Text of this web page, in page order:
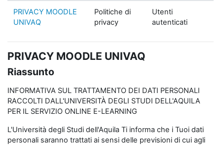
PRIVACY MOODLE
UNIVAQ
Politiche di
privacy
Utenti
autenticati
PRIVACY MOODLE UNIVAQ
Riassunto
INFORMATIVA SUL TRATTAMENTO DEI DATI PERSONALI
RACCOLTI DALL'UNIVERSITÀ DEGLI STUDI DELL'AQUILA
PER IL SERVIZIO ONLINE E-LEARNING
L'Università degli Studi dell'Aquila Ti informa che i Tuoi dati
personali saranno trattati ai sensi delle previsioni di cui agli